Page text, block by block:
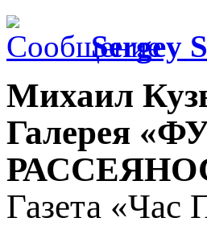
Sergey
Михаил
Галерея
Газета «Час